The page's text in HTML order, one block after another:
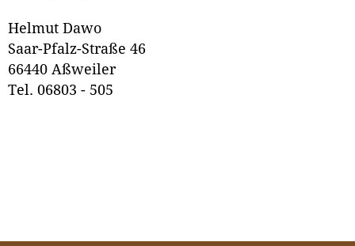
Helmut Dawo
Saar-Pfalz-Straße 46
66440 Aßweiler
Tel. 06803 - 505